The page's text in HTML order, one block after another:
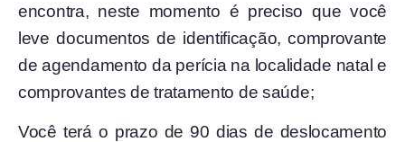
encontra, neste momento é preciso que você
leve documentos de identificação, comprovante
de agendamento da perícia na localidade natal e
comprovantes de tratamento de saúde;
Você terá o prazo de 90 dias de deslocamento